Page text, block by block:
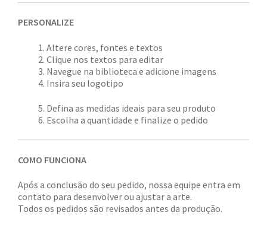
PERSONALIZE
Altere cores, fontes e textos
Clique nos textos para editar
Navegue na biblioteca e adicione imagens
Insira seu logotipo
Defina as medidas ideais para seu produto
Escolha a quantidade e finalize o pedido
COMO FUNCIONA
Após a conclusão do seu pedido, nossa equipe entra em
contato para desenvolver ou ajustar a arte.
Todos os pedidos são revisados antes da produção.